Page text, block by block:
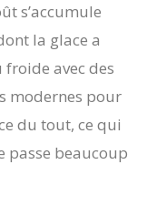
s’accumule
la glace a
froide avec des
modernes pour
du tout, ce qui
passe beaucoup